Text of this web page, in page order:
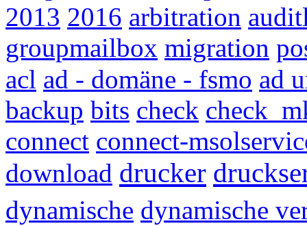
2013 2016 arbitration
groupmailbox migration
acl ad - domäne - fsmo ad
backup bits check
connect connect-
download drucker
dynamische dynamische